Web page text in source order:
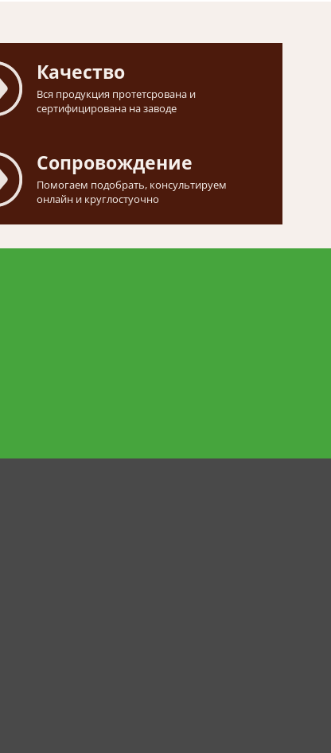
Качество
Вся продукция протетсрована и
сертифицирована на заводе
Сопровождение
Помогаем подобрать, консультируем
онлайн и круглостуочно